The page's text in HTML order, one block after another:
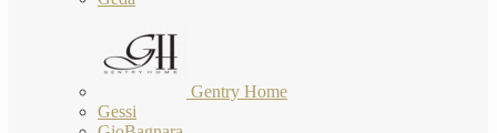
Gentry Home
Gessi